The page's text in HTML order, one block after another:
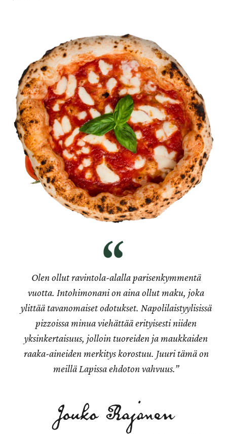
Olen ollut ravintola-alalla parisenkymmentä
vuotta. Intohimonani on aina ollut maku, joka
ylittää tavanomaiset odotukset. Napolilaistyylisissä
pizzoissa minua viehättää erityisesti niiden
yksinkertaisuus, jolloin tuoreiden ja maukkaiden
raaka-aineiden merkitys korostuu. Juuri tämä on
meillä Lapissa ehdoton vahvuus.”